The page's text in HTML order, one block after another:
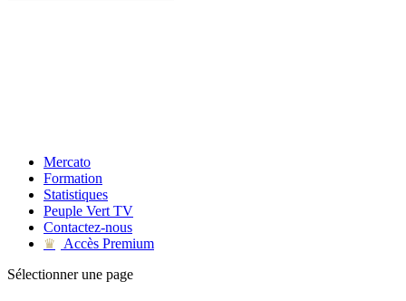
Mercato
Formation
Statistiques
Peuple Vert TV
Contactez-nous
♛
Accès Premium
Sélectionner une page